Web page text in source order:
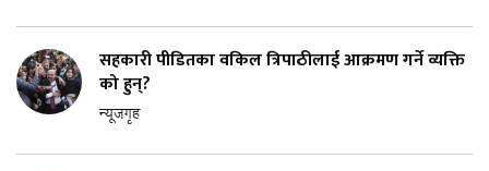
सहकारी पीडितका वकिल त्रिपाठीलाई आक्रमण गर्ने व्यक्ति
को हुन्?
न्यूजगृह